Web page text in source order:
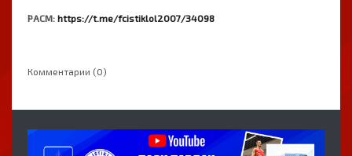
РАСМ: https://t.me/fcistiklol2007/34098
Комментарии (0)